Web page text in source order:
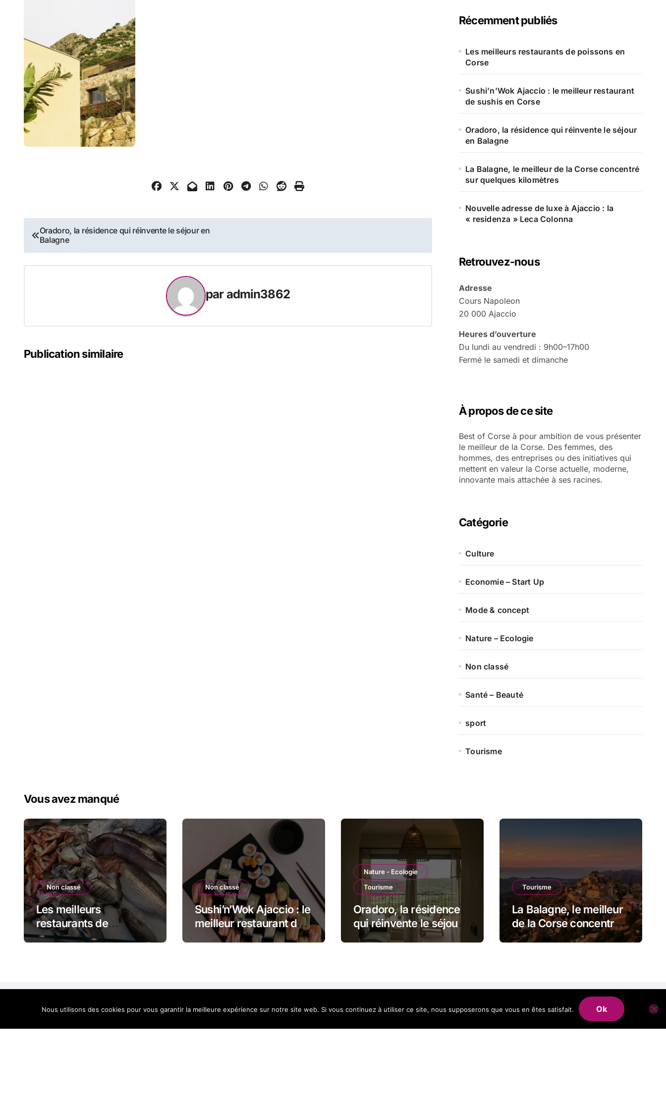
Navigation
de
l’article
Oradoro, la résidence qui réinvente le séjour en
Balagne
paradmin3862
Publication similaire
r
c
e
Récemment publiés
Les meilleurs restaurants de poissons en
Corse
Sushi’n’Wok Ajaccio : le meilleur restaurant
de sushis en Corse
Oradoro, la résidence qui réinvente le séjour
en Balagne
La Balagne, le meilleur de la Corse concentré
sur quelques kilomètres
Nouvelle adresse de luxe à Ajaccio : la
« residenza » Leca Colonna
Retrouvez-nous
Adresse
Cours Napoleon
20 000 Ajaccio
Heures d’ouverture
Du lundi au vendredi : 9h00–17h00
Fermé le samedi et dimanche
À propos de ce site
Best of Corse à pour ambition de vous présenter
le meilleur de la Corse. Des femmes, des
hommes, des entreprises ou des initiatives qui
mettent en valeur la Corse actuelle, moderne,
innovante mais attachée à ses racines.
Catégorie
Culture
Economie – Start Up
Mode & concept
Nature – Ecologie
Non classé
Santé – Beauté
sport
Tourisme
Vous avez manqué
Non classé
Les meilleurs
restaurants de
poissons en Corse
Non classé
Sushi’n’Wok Ajaccio : le
meilleur restaurant de
sushis en Corse
Nature - Ecologie
Tourisme
Oradoro, la résidence
qui réinvente le séjour
en Balagne
Tourisme
La Balagne, le meilleur
de la Corse concentré
sur quelques
Best of Corse, le meilleur de la
Nous utilisons des cookies pour vous garantir la meilleure expérience sur notre site web. Si vous continuez à utiliser ce site, nous supposerons que vous en êtes satisfait. Ok